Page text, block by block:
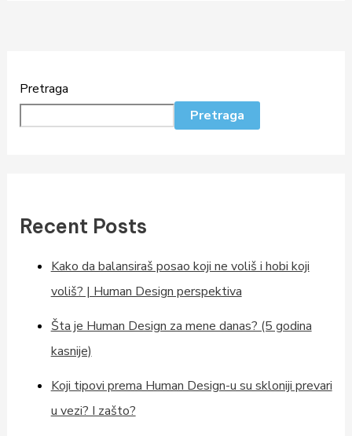
Pretraga
Pretraga
Recent Posts
Kako da balansiraš posao koji ne voliš i hobi koji
voliš? | Human Design perspektiva
Šta je Human Design za mene danas? (5 godina
kasnije)
Koji tipovi prema Human Design-u su skloniji prevari
u vezi? I zašto?